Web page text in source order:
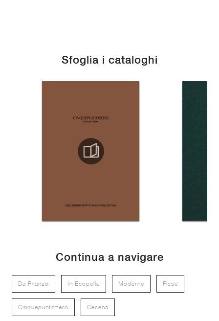
Sfoglia i cataloghi
Continua a navigare
Da Pranzo In Ecopelle Moderne Fisse
Cinquepuntozero Cesena